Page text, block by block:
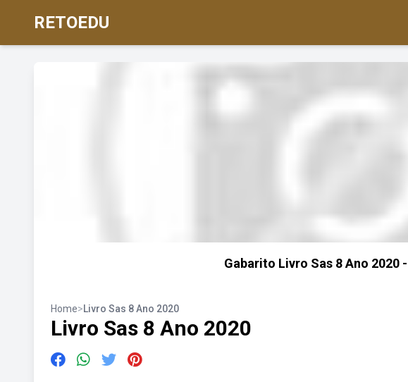
RETOEDU
Gabarito Livro Sas 8 Ano 2020 -
Home>Livro Sas 8 Ano 2020
Livro Sas 8 Ano 2020